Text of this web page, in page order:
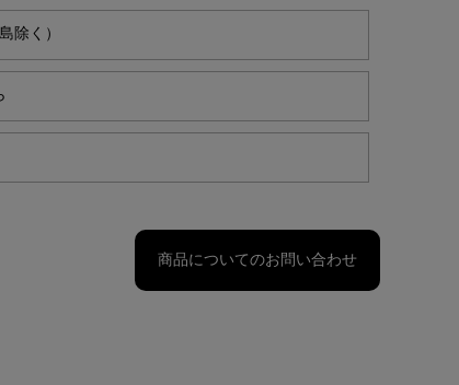
除く）
商品についてのお問い合わせ